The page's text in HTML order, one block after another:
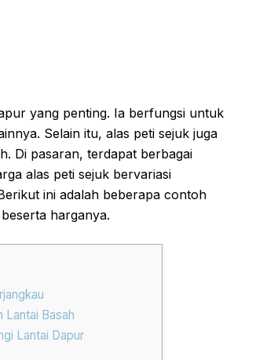
yang penting. Ia berfungsi untuk
Selain itu, alas peti sejuk juga
Di pasaran, terdapat berbagai
alas peti sejuk bervariasi
ini adalah beberapa contoh
harganya.
Lantai Basah
Lantai Dapur